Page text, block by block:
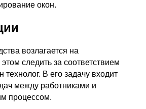
окон.
возлагается на
следить за соответствием
технолог. В его задачу входит
между работниками и
процессом.